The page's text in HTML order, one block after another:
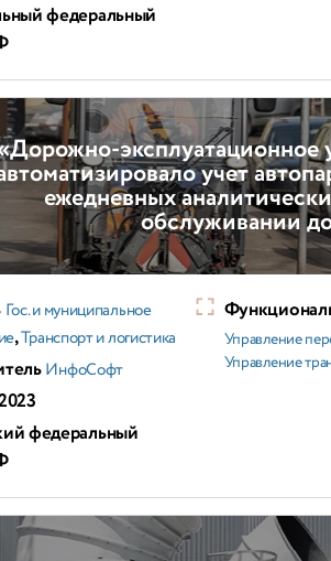
федеральный
учет
ежедневных
обслуживании
Гос. и муниципальное
,Транспорт и логистика
ИнфоСофт
федеральный
Управление
Управление